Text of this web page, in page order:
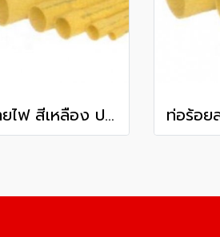
ท่อร้อยสายไฟ สีเหลือง ปลายบาน พีวีซี ท่อน้ำไทย ชั้นคุณภาพ 3 80 มม. 3 นิ้ว ยาว 6 เมตร